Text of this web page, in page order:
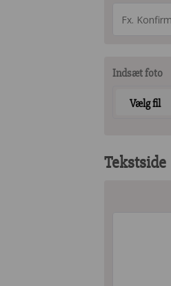
Indsæt foto
Vælg fil
Tekstside